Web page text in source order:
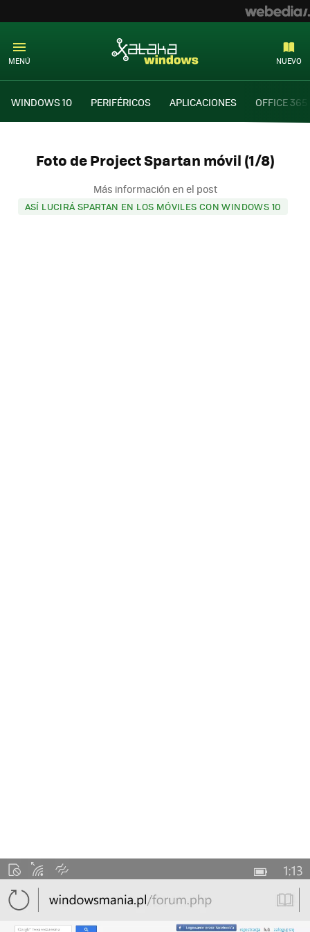
MENÚ NUEVO
WINDOWS 10 PERIFÉRICOS APLICACIONES OFFICE 365
Foto de Project Spartan móvil (1/8)
Más información en el post
ASÍ LUCIRÁ SPARTAN EN LOS MÓVILES CON WINDOWS 10